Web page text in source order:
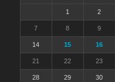
1 2
7 8 9
14 15 16
21 22 23
28 29 30